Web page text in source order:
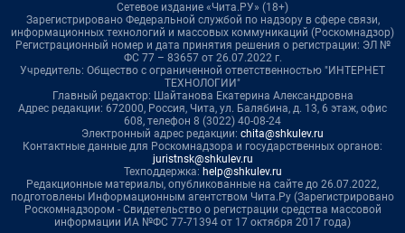
Сетевое издание «Чита.РУ» (18+)
Зарегистрировано Федеральной службой по надзору в сфере связи,
информационных технологий и массовых коммуникаций (Роскомнадзор)
Регистрационный номер и дата принятия решения о регистрации: ЭЛ №
ФС 77 – 83657 от 26.07.2022 г.
Учредитель: Общество с ограниченной ответственностью "ИНТЕРНЕТ
ТЕХНОЛОГИИ"
Главный редактор: Шайтанова Екатерина Александровна
Адрес редакции: 672000, Россия, Чита, ул. Балябина, д. 13, 6 этаж, офис
608, телефон 8 (3022) 40-08-24
Электронный адрес редакции: chita@shkulev.ru
Контактные данные для Роскомнадзора и государственных органов:
juristnsk@shkulev.ru
Техподдержка: help@shkulev.ru
Редакционные материалы, опубликованные на сайте до 26.07.2022,
подготовлены Информационным агентством Чита.Ру (Зарегистрировано
Роскомнадзором - Свидетельство о регистрации средства массовой
информации ИА №ФС 77-71394 от 17 октября 2017 года)